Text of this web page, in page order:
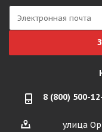
8 (800) 500-
улица